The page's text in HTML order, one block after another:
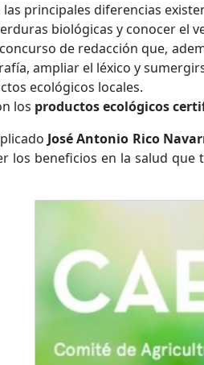
las principales diferencias
biológicas y conocer el
de redacción que,
ampliar el léxico y
ecológicos locales.
los productos ecológicos
José Antonio Rico
los beneficios en la salud que